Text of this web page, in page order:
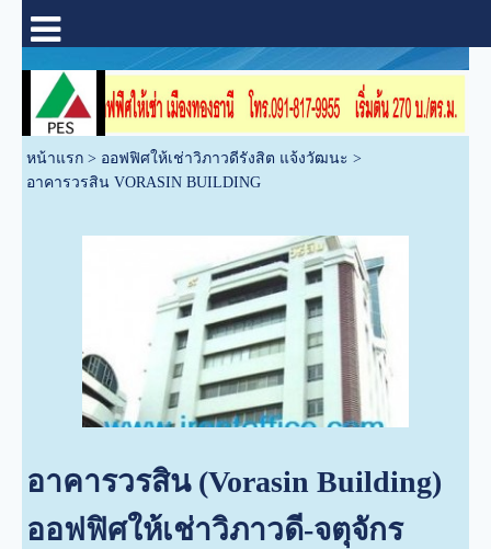
หน้าแรก > ออฟฟิศให้เช่าวิภาวดีรังสิต แจ้งวัฒนะ >
อาคารวรสิน VORASIN BUILDING
อาคารวรสิน (Vorasin Building)
ออฟฟิศให้เช่าวิภาวดี-จตุจักร